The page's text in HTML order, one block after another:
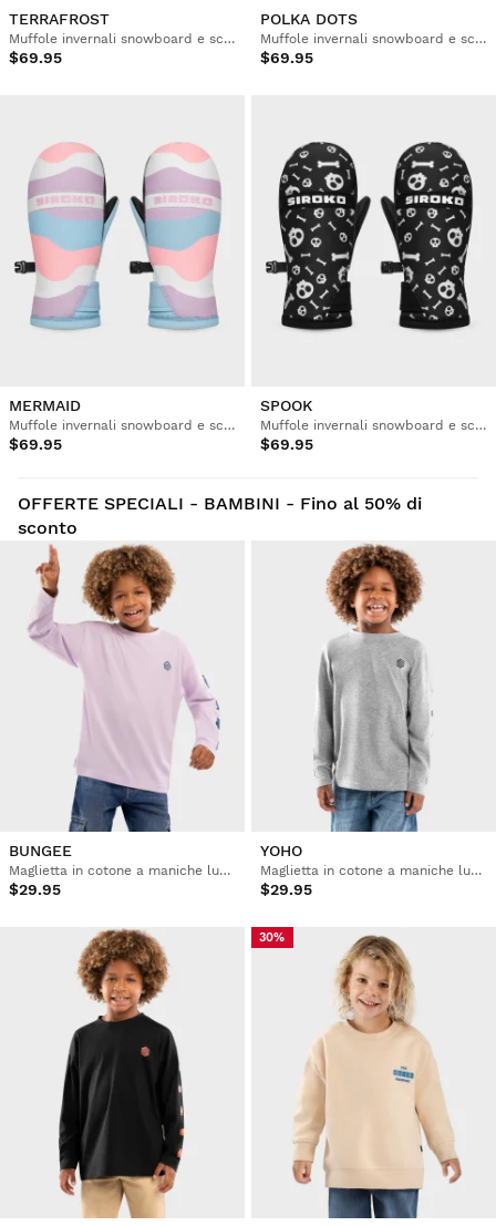
TERRAFROST
Muffole invernali snowboard e sci bambini
$69.95
POLKA DOTS
Muffole invernali snowboard e sci bambini
$69.95
MERMAID
Muffole invernali snowboard e sci bambini
$69.95
SPOOK
Muffole invernali snowboard e sci bambini
$69.95
OFFERTE SPECIALI - BAMBINI - Fino al 50% di
sconto
BUNGEE
Maglietta in cotone a maniche lunghe bambini
$29.95
YOHO
Maglietta in cotone a maniche lunghe bambini
$29.95
30%